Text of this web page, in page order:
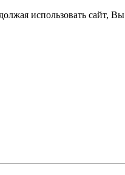
использовать сайт, Вы